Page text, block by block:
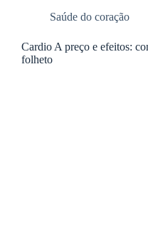
Saúde do coração
Cardio A preço e efeitos:
folheto